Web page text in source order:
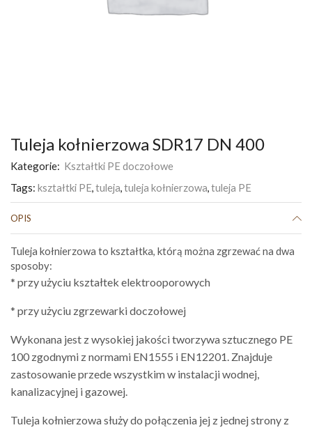
Tuleja kołnierzowa SDR17 DN 400
Kategorie: Kształtki PE doczołowe
Tags: kształtki PE,tuleja,tuleja kołnierzowa,tuleja PE
OPIS
Tuleja kołnierzowa to kształtka, którą można zgrzewać na dwa
sposoby:
* przy użyciu kształtek elektrooporowych
* przy użyciu zgrzewarki doczołowej
Wykonana jest z wysokiej jakości tworzywa sztucznego PE
100 zgodnymi z normami EN1555 i EN12201. Znajduje
zastosowanie przede wszystkim w instalacji wodnej,
kanalizacyjnej i gazowej.
Tuleja kołnierzowa służy do połączenia jej z jednej strony z